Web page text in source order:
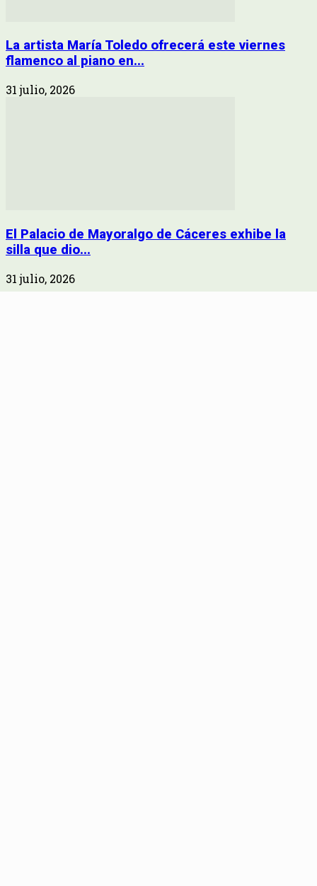
La artista María Toledo ofrecerá este viernes
flamenco al piano en...
31 julio, 2026
El Palacio de Mayoralgo de Cáceres exhibe la
silla que dio...
31 julio, 2026